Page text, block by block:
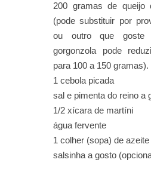
200 gramas de queijo
(pode substituir por
ou outro que
gorgonzola pode
para 100 a 150 gramas).
1 cebola picada
sal e pimenta do reino a
1/2 xícara de martíni
água fervente
1 colher (sopa) de azeite
salsinha a gosto